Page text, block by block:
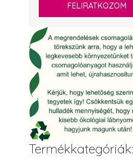
FELIRATKOZOM
Termékkategóriák: